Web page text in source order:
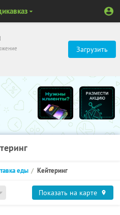
Загрузить
еды Кейтеринг
Показать на карте